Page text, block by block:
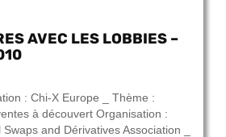
AVEC LES LOBBIES –
: Chi-X Europe _ Thème :
à découvert Organisation :
and Dérivatives Association _